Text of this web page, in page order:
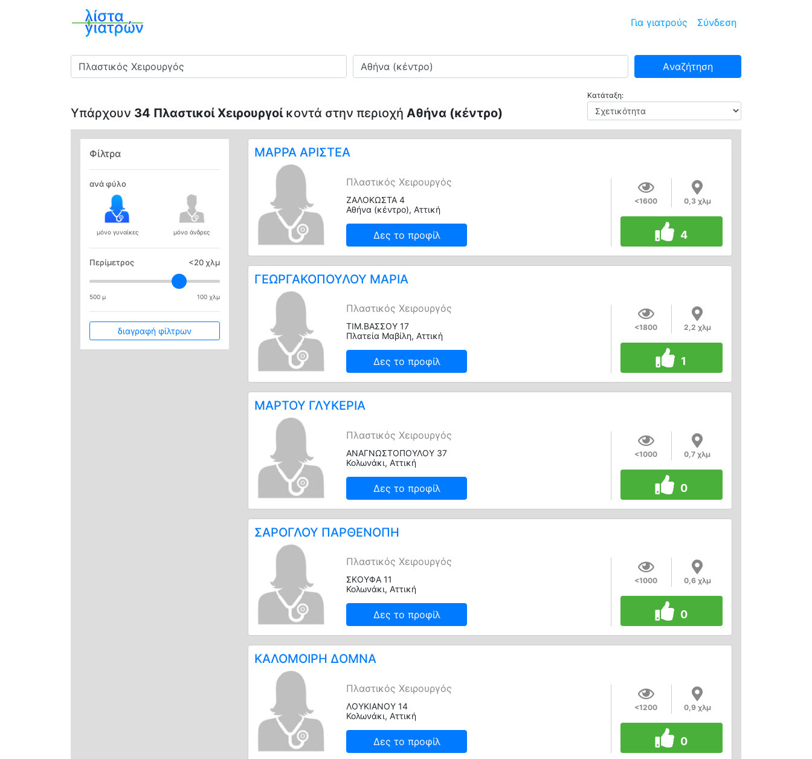
Για γιατρούς Σύνδεση
Ειδικότητα Πού Aναζήτηση
Υπάρχουν 34 Πλαστικοί Χειρουργοίκοντά στην περιοχή Αθήνα (κέντρο)
Κατάταξη:
Φίλτρα
ανά φύλο
μόνο γυναίκες μόνο άνδρες
Περίμετρος <20 χλμ
500 μ 100 χλμ
διαγραφή φίλτρων
ΜΑΡΡΑ ΑΡΙΣΤΕΑ
Πλαστικός Χειρουργός
ΖΑΛΟΚΩΣΤΑ 4
Αθήνα (κέντρο), Αττική
Δες το προφίλ
<1600 0,3 χλμ
4
ΓΕΩΡΓΑΚΟΠΟΥΛΟΥ ΜΑΡΙΑ
Πλαστικός Χειρουργός
ΤΙΜ.ΒΑΣΣΟΥ 17
Πλατεία Μαβίλη, Αττική
Δες το προφίλ
<1800 2,2 χλμ
1
ΜΑΡΤΟΥ ΓΛΥΚΕΡΙΑ
Πλαστικός Χειρουργός
ΑΝΑΓΝΩΣΤΟΠΟΥΛΟΥ 37
Κολωνάκι, Αττική
Δες το προφίλ
<1000 0,7 χλμ
0
ΣΑΡΟΓΛΟΥ ΠΑΡΘΕΝΟΠΗ
Πλαστικός Χειρουργός
ΣΚΟΥΦΑ 11
Κολωνάκι, Αττική
Δες το προφίλ
<1000 0,6 χλμ
0
ΚΑΛΟΜΟΙΡΗ ΔΟΜΝΑ
Πλαστικός Χειρουργός
ΛΟΥΚΙΑΝΟΥ 14
Κολωνάκι, Αττική
Δες το προφίλ
<1200 0,9 χλμ
0